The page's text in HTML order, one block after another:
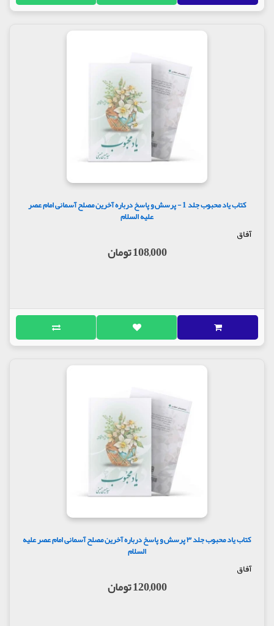
مورّخان نوشته اند: «نرجس خاتون» مادرِ گرامیِ امام
تا این که حوادث گوناگونی حکّام عباسی را به خود مشغول
کشیدند. آن حوادث از این قرار است: درگیری با یعقوب
بن لیث صفاری، خروج معتمد و متوکّل از سامرّا و سفر به
بغداد به خاطر غائله یعقوب لیث، مرگِ عبیداللَّه بن یحیی
بن خاقان، وزیرِ معتمد در سالِ 263 هجری قمری، مرگِ
قمری که او مأمورِ کنترلِ نرجس خاتون و دیگر زنان بود،
ادامه قیام «صاحب زنج» یا «زنگیان» که مشکلات زیادی
برای عبّاسیان به وجود آورد.
هنگامی که برخی از شیعیان قم، برای دادنِ وجوهات
عسکری علیه السلام روبرو شدند. بعضی ها آنان را به
نزدِ جعفر راهنمایی کردند. شیعیان نیز پس از آزمایش
مربوط به اخبار و احادیث فراوانی بود که توسّطِ پیامبرصلی
الله علیه وآله و ائمّه علیهم السلام بشارت به تولّدِ
فرزندی از امام حسنِ عسکری علیه السلام می داد که دنیا
به ویژه امام حسن عسکری علیه السلام سخت تحت نظر
به همین علّت بود که دورانِ حمل و تولّدِ امام مهدی -
عجّل اللَّه تعالی فرجه الشریف - از مردم پنهان داشته می
شد. به گفته امام رضاعلیه السلام از ویژگی هایِ آن
حضرت ولادتِ پنهانی است. «خفی الولاده و المنشا» در
بسیاری از احادیث نیز گفته شده است که مهدی - عجّل
اللَّه تعالی فرجه الشریف - شباهت هایی به حضرتِ
ابراهیم و حضرتِ موسی دارد.
پس از ولادت نیز، جز اصحاب و یاران خاص امام عسکری
علیه السلام کسی فرزندش مهدی - عجّل اللَّه تعالی فرجه
الشریف - را نمی دید، البته آن هم به صورت پراکنده.
مولف: محمد رحمتی شهرضا
ناشر : انتشارات مسجد جمکران
کتاب یاد محبوب جلد 1 - پرسش و پاسخ درباره آخرین مصلح آسمانی امام عصر
علیه السلام
آفاق
108,000 تومان
کتاب یاد محبوب جلد ۳ پرسش و پاسخ درباره آخرین مصلح آسمانی امام عصر علیه
السلام
آفاق
120,000 تومان